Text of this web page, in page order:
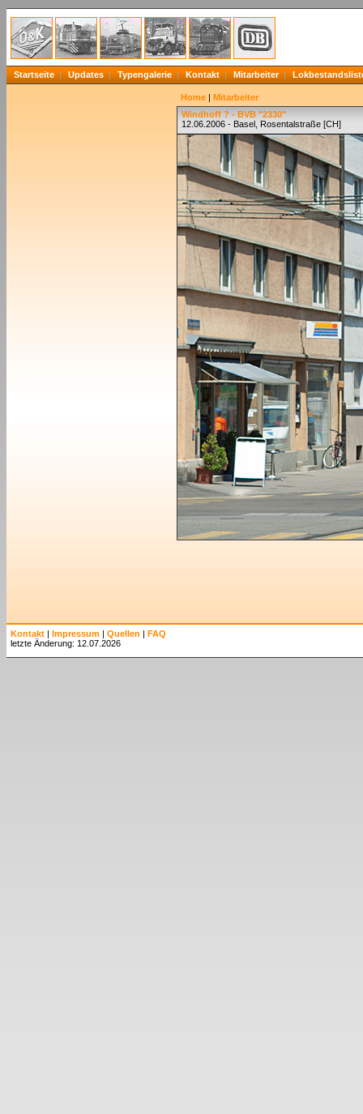
Startseite Updates Typengalerie Kontakt Mitarbeiter
Home | Mitarbeiter
Windhoff ? - BVB "2330"
12.06.2006 - Basel, Rosentalstraße [CH]
Kontakt | Impressum | Quellen | FAQ
letzte Änderung: 12.07.2026